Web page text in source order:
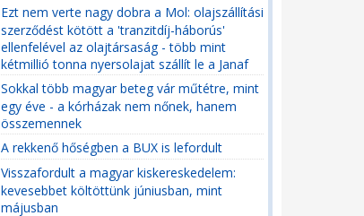
Ezt nem verte nagy dobra a Mol: olajszállítási
szerződést kötött a 'tranzitdíj-háborús'
ellenfelével az olajtársaság - több mint
kétmillió tonna nyersolajat szállít le a Janaf
Sokkal több magyar beteg vár műtétre, mint
egy éve - a kórházak nem nőnek, hanem
összemennek
A rekkenő hőségben a BUX is lefordult
Visszafordult a magyar kiskereskedelem:
kevesebbet költöttünk júniusban, mint
májusban